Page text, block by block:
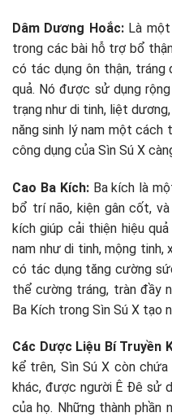
Dâm Dương Hoắc:Là một
trong các bài hỗ trợ bổ
có tác dụng ôn thận, tráng
quả. Nó được sử dụng
trạng như di tinh, liệt
năng sinh lý nam một cách
công dụng của Sìn Sú X
Cao Ba Kích:Ba kích là
bổ trí não, kiện gân cốt,
kích giúp cải thiện hiệu
nam như di tinh, mộng
có tác dụng tăng cường
thể cường tráng, tràn đầy
Ba Kích trong Sìn Sú X tạo
Các Dược Liệu Bí Truyền
kể trên, Sìn Sú X còn
khác, được người Ê Đê sử
của họ. Những thành phần